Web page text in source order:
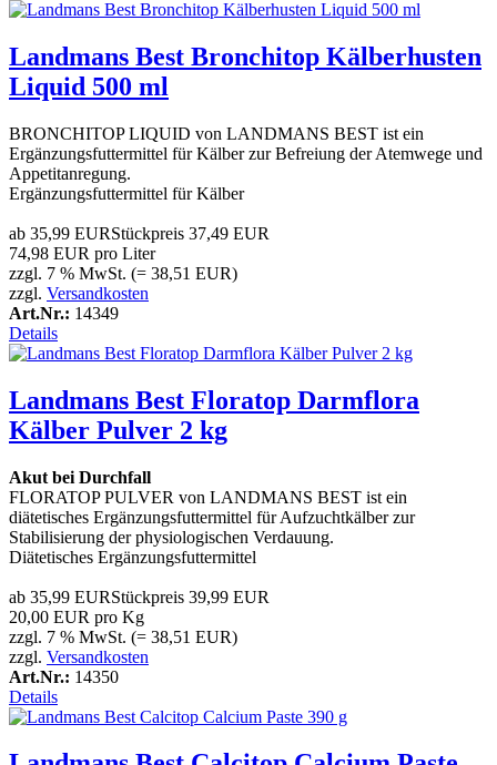
Landmans Best Bronchitop Kälberhusten
Liquid 500 ml
BRONCHITOP LIQUID von LANDMANS BEST ist ein
Ergänzungsfuttermittel für Kälber zur Befreiung der Atemwege und
Appetitanregung.
Ergänzungsfuttermittel für Kälber
ab 35,99 EURStückpreis 37,49 EUR
74,98 EUR pro Liter
zzgl. 7 % MwSt. (= 38,51 EUR)
zzgl. Versandkosten
Art.Nr.: 14349
Details
Landmans Best Floratop Darmflora
Kälber Pulver 2 kg
Akut bei Durchfall
FLORATOP PULVER von LANDMANS BEST ist ein
diätetisches Ergänzungsfuttermittel für Aufzuchtkälber zur
Stabilisierung der physiologischen Verdauung.
Diätetisches Ergänzungsfuttermittel
ab 35,99 EURStückpreis 39,99 EUR
20,00 EUR pro Kg
zzgl. 7 % MwSt. (= 38,51 EUR)
zzgl. Versandkosten
Art.Nr.: 14350
Details